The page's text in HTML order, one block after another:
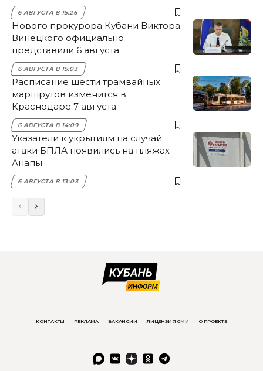
6 АВГУСТА В 15:26
Нового прокурора Кубани Виктора
Винецкого официально
представили 6 августа
6 АВГУСТА В 15:03
Расписание шести трамвайных
маршрутов изменится в
Краснодаре 7 августа
6 АВГУСТА В 14:09
Указатели к укрытиям на случай
атаки БПЛА появились на пляжах
Анапы
6 АВГУСТА В 13:03
КОНТАКТЫ РЕКЛАМА ВАКАНСИИ ЛИЦЕНЗИЯ СМИ О ПРОЕКТЕ